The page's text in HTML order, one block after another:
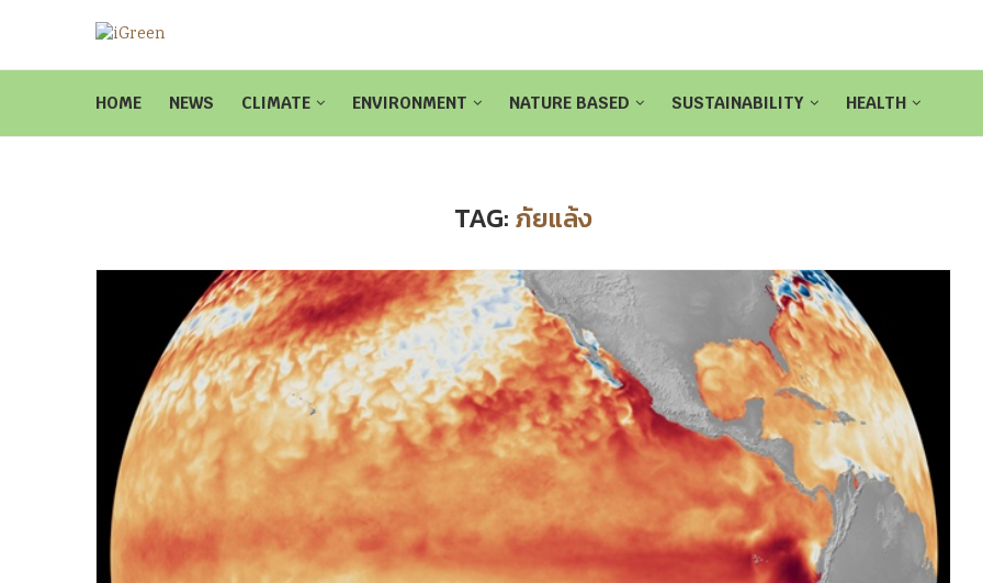
HOME NEWS CLIMATE ENVIRONMENT NATURE BASED SUSTAINABILITY HEALTH
TAG: ภัยแล้ง